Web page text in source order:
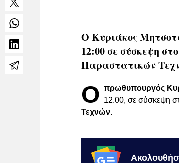
Ο Κυριάκος
12:00 σε σύσκεψη
Παραστατικών
Ο πρωθυπουργός
12.00, σε σύσκεψη
Τεχνών.